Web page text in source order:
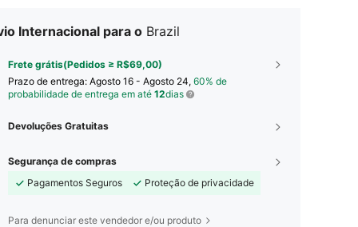
Internacional para o Brazil
Frete grátis(Pedidos ≥ R$69,00)
Prazo de entrega: Agosto 16 - Agosto 24, 60% de
probabilidade de entrega em até 12dias
Devoluções Gratuitas
Segurança de compras
Pagamentos Seguros
Proteção de privacidade
Para denunciar este vendedor e/ou produto